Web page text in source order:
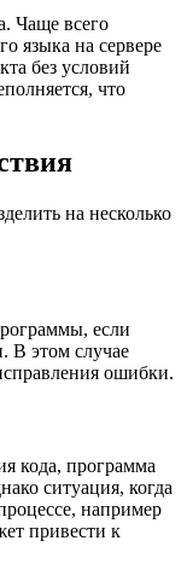
Чаще всего
языка на сервере
без условий
что
на несколько
если
В этом случае
ошибки.
кода, программа
ситуация, когда
например
привести к